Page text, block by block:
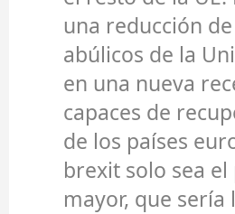
una reducción
abúlicos de la
en una nueva
capaces de
de los países
brexit solo sea
mayor, que